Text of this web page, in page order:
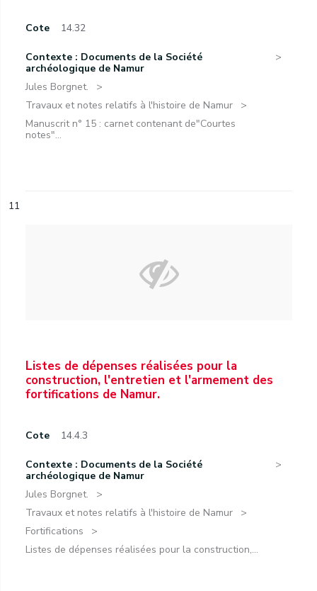
Cote 14.32
Contexte : Documents de la Société
archéologique de Namur
Jules Borgnet.
Travaux et notes relatifs à l'histoire de Namur
Manuscrit n° 15 : carnet contenant de"Courtes
notes"...
11
Listes de dépenses réalisées pour la
construction, l'entretien et l'armement des
fortifications de Namur.
Cote 14.4.3
Contexte : Documents de la Société
archéologique de Namur
Jules Borgnet.
Travaux et notes relatifs à l'histoire de Namur
Fortifications
Listes de dépenses réalisées pour la construction,...